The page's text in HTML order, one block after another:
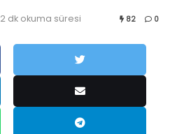
2 dk okuma süresi 82 0